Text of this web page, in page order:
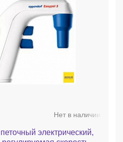
Нет в наличии
электрический,